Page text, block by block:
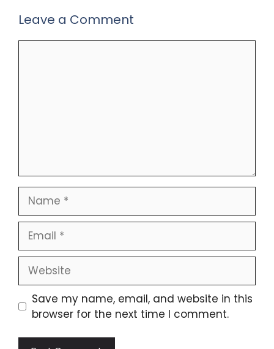
Leave a Comment
Name
Email
Website
Save my name, email, and website in this
browser for the next time I comment.